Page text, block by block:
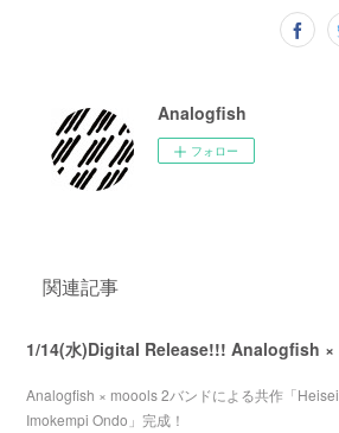
Analogfish
フォロー
関連記事
Analogfish × moools 2バンドによる共作「Heisei
Imokempi Ondo」完成！